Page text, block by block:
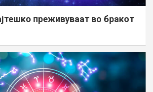
преживуваат во бракот